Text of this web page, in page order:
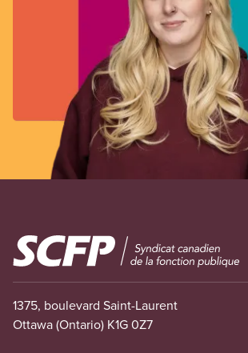
Image
1375, boulevard Saint-Laurent
Ottawa (Ontario) K1G 0Z7